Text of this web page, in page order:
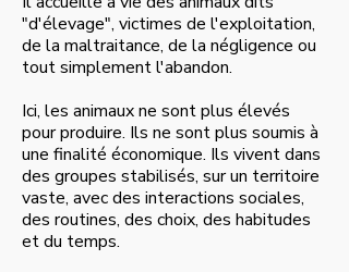
"d'élevage", victimes de l'exploitation,
de la maltraitance, de la négligence ou
tout simplement l'abandon.
Ici, les animaux ne sont plus élevés
pour produire. Ils ne sont plus soumis à
une finalité économique. Ils vivent dans
des groupes stabilisés, sur un territoire
vaste, avec des interactions sociales,
des routines, des choix, des habitudes
et du temps.